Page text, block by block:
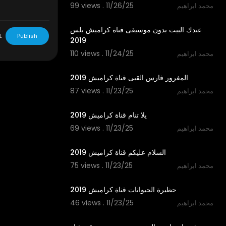
99 views . 11/26/25
محمد ابراهيم
عندك البيت بدون موسيقى قناة كراميش بلس
2019
110 views . 11/24/25
محمد ابراهيم
المغرور فارس القبى قناة كراميش 2019
87 views . 11/23/25
محمد ابراهيم
يلا تنام قناة كراميش 2019
69 views . 11/23/25
محمد ابراهيم
السلام عليكم قناة كراميش 2019
75 views . 11/23/25
محمد ابراهيم
حظيرة الحيوانات قناة كراميش 2019
46 views . 11/23/25
محمد ابراهيم
Publish